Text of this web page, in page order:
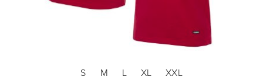
S M L XL XXL